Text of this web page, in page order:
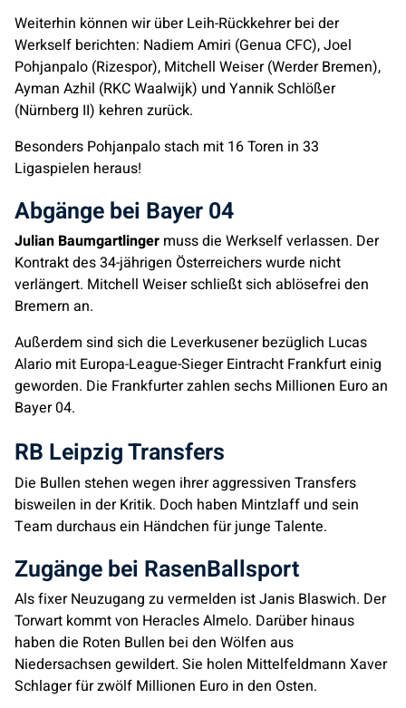
Weiterhin können wir über Leih-Rückkehrer bei der
Werkself berichten: Nadiem Amiri (Genua CFC), Joel
Pohjanpalo (Rizespor), Mitchell Weiser (Werder Bremen),
Ayman Azhil (RKC Waalwijk) und Yannik Schlößer
(Nürnberg II) kehren zurück.
Besonders Pohjanpalo stach mit 16 Toren in 33
Ligaspielen heraus!
Abgänge bei Bayer 04
Julian Baumgartlinger muss die Werkself verlassen. Der
Kontrakt des 34-jährigen Österreichers wurde nicht
verlängert. Mitchell Weiser schließt sich ablösefrei den
Bremern an.
Außerdem sind sich die Leverkusener bezüglich Lucas
Alario mit Europa-League-Sieger Eintracht Frankfurt einig
geworden. Die Frankfurter zahlen sechs Millionen Euro an
Bayer 04.
RB Leipzig Transfers
Die Bullen stehen wegen ihrer aggressiven Transfers
bisweilen in der Kritik. Doch haben Mintzlaff und sein
Team durchaus ein Händchen für junge Talente.
Zugänge bei RasenBallsport
Als fixer Neuzugang zu vermelden ist Janis Blaswich. Der
Torwart kommt von Heracles Almelo. Darüber hinaus
haben die Roten Bullen bei den Wölfen aus
Niedersachsen gewildert. Sie holen Mittelfeldmann Xaver
Schlager für zwölf Millionen Euro in den Osten.